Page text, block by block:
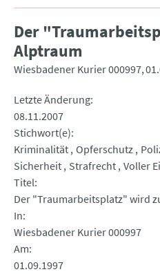
Der
Alptraum
Wiesbadener Kurier 000997
Letzte Änderung
08.11.2007
Stichwort(e)
Kriminalität Opferschutz
Sicherheit Strafrecht Voller
Titel
Der "Traumarbeitsplatz" wird
In
Wiesbadener Kurier 000997
Am
01.09.1997